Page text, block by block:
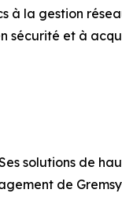
la gestion
sécurité et à
solutions de
de